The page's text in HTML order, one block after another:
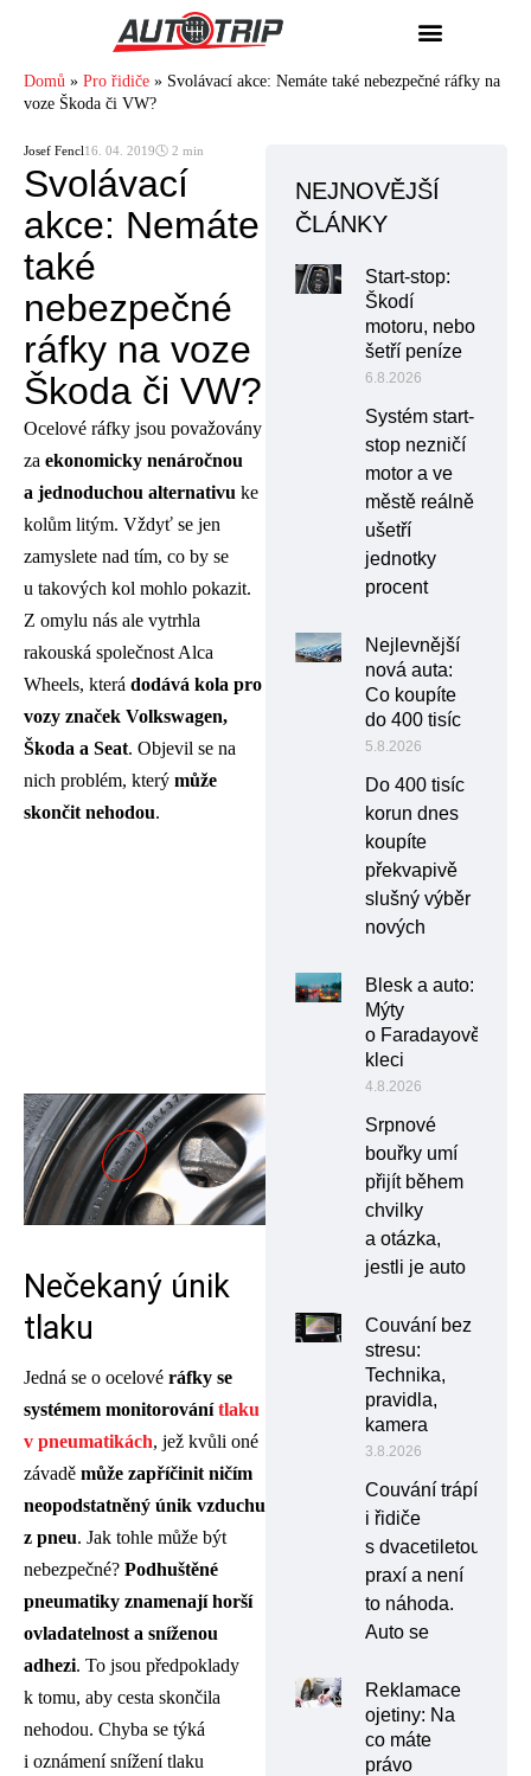
Domů » Pro řidiče » Svolávací akce: Nemáte také nebezpečné ráfky na
voze Škoda či VW?
Josef Fencl16. 04. 2019🕓 2 min
Svolávací
akce: Nemáte
také
nebezpečné
ráfky na voze
Škoda či VW?
Ocelové ráfky jsou považovány
za ekonomicky nenáročnou
a jednoduchou alternativu ke
kolům litým. Vždyť se jen
zamyslete nad tím, co by se
u takových kol mohlo pokazit.
Z omylu nás ale vytrhla
rakouská společnost Alca
Wheels, která dodává kola pro
vozy značek Volkswagen,
Škoda a Seat. Objevil se na
nich problém, který může
skončit nehodou.
Nečekaný únik
tlaku
Jedná se o ocelové ráfky se
systémem monitorovánítlaku
v pneumatikách, jež kvůli oné
závadě může zapříčinit ničím
neopodstatněný únik vzduchu
z pneu. Jak tohle může být
nebezpečné? Podhuštěné
pneumatiky znamenají horší
ovladatelnost a sníženou
adhezi. To jsou předpoklady
k tomu, aby cesta skončila
nehodou. Chyba se týká
i oznámení snížení tlaku
NEJNOVĚJŠÍ
ČLÁNKY
Start-stop:
Škodí
motoru, nebo
šetří peníze
6.8.2026
Systém start-
stop nezničí
motor a ve
městě reálně
ušetří
jednotky
procent
Nejlevnější
nová auta:
Co koupíte
do 400 tisíc
5.8.2026
Do 400 tisíc
korun dnes
koupíte
překvapivě
slušný výběr
nových
Blesk a auto:
Mýty
o Faradayově
kleci
4.8.2026
Srpnové
bouřky umí
přijít během
chvilky
a otázka,
jestli je auto
Couvání bez
stresu:
Technika,
pravidla,
kamera
3.8.2026
Couvání trápí
i řidiče
s dvacetiletou
praxí a není
to náhoda.
Auto se
Reklamace
ojetiny: Na
co máte
právo